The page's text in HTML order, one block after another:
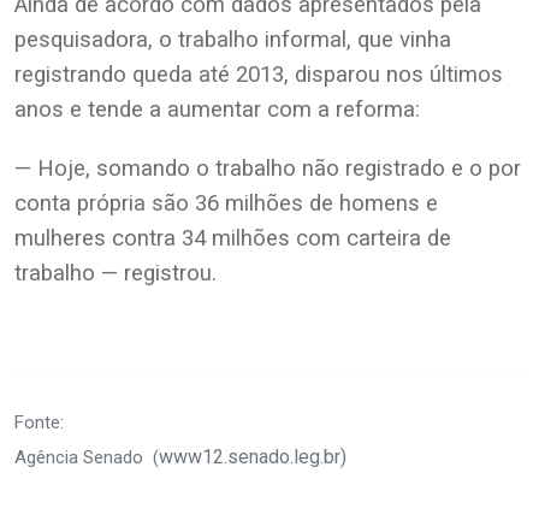
pesquisadora, o trabalho informal, que vinha
registrando queda até 2013, disparou nos últimos
anos e tende a aumentar com a reforma:
— Hoje, somando o trabalho não registrado e o por
conta própria são 36 milhões de homens e
mulheres contra 34 milhões com carteira de
trabalho — registrou.
Fonte:
Agência Senado (www12.senado.leg.br)